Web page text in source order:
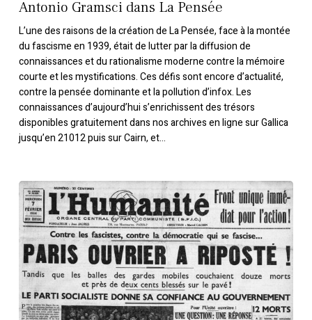
Antonio Gramsci dans La Pensée
L’une des raisons de la création de La Pensée, face à la montée
du fascisme en 1939, était de lutter par la diffusion de
connaissances et du rationalisme moderne contre la mémoire
courte et les mystifications. Ces défis sont encore d’actualité,
contre la pensée dominante et la pollution d’infox. Les
connaissances d’aujourd’hui s’enrichissent des trésors
disponibles gratuitement dans nos archives en ligne sur Gallica
jusqu’en 21012 puis sur Cairn, et…
6 février
1934 :
de
l’émeute
à
la
tentative
de